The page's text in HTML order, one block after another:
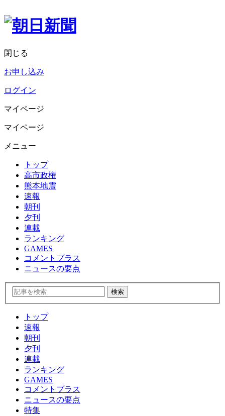
閉じる
お申し込み
ログイン
マイページ
マイページ
メニュー
トップ
高市政権
熊本地震
速報
朝刊
夕刊
連載
ランキング
GAMES
コメントプラス
ニュースの要点
トップ
速報
朝刊
夕刊
連載
ランキング
GAMES
コメントプラス
ニュースの要点
特集